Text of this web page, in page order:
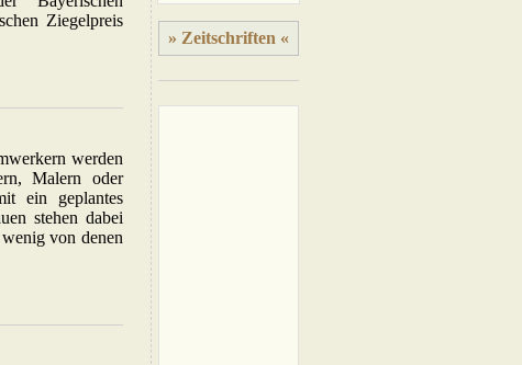
Ziegelpreis
werden
Malern oder
ein geplantes
stehen dabei
von denen
» Zeitschriften «